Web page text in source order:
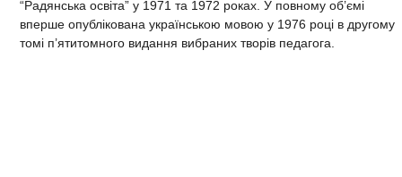
“Радянська освіта” у 1971 та 1972 роках. У повному об’ємі
вперше опублікована українською мовою у 1976 році в другому
томі п’ятитомного видання вибраних творів педагога.